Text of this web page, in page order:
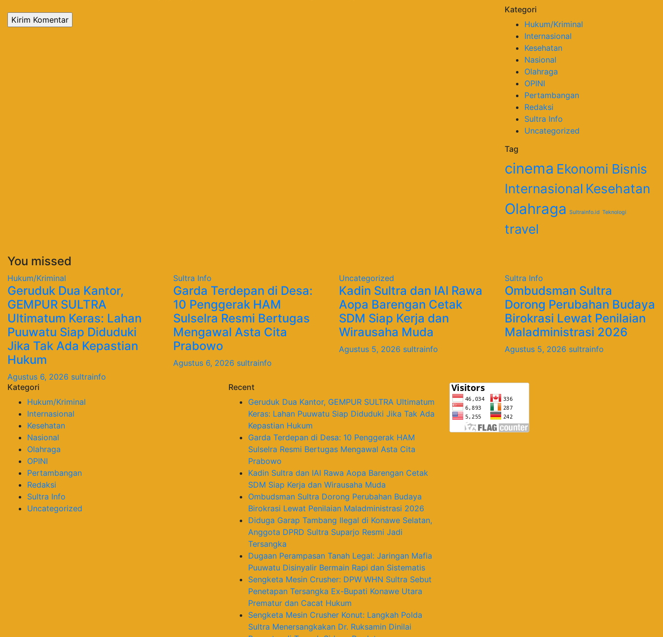
Kategori
Hukum/Kriminal
Internasional
Kesehatan
Nasional
Olahraga
OPINI
Pertambangan
Redaksi
Sultra Info
Uncategorized
Tag
cinema Ekonomi Bisnis
Internasional Kesehatan
Olahraga Sultrainfo.id Teknologi
travel
You missed
Hukum/Kriminal
Geruduk Dua Kantor,
GEMPUR SULTRA
Ultimatum Keras: Lahan
Puuwatu Siap Diduduki
Jika Tak Ada Kepastian
Hukum
Agustus 6, 2026 sultrainfo
Sultra Info
Garda Terdepan di Desa:
10 Penggerak HAM
Sulselra Resmi Bertugas
Mengawal Asta Cita
Prabowo
Agustus 6, 2026 sultrainfo
Uncategorized
Kadin Sultra dan IAI Rawa
Aopa Barengan Cetak
SDM Siap Kerja dan
Wirausaha Muda
Agustus 5, 2026 sultrainfo
Sultra Info
Ombudsman Sultra
Dorong Perubahan Budaya
Birokrasi Lewat Penilaian
Maladministrasi 2026
Agustus 5, 2026 sultrainfo
Kategori
Hukum/Kriminal
Internasional
Kesehatan
Nasional
Olahraga
OPINI
Pertambangan
Redaksi
Sultra Info
Uncategorized
Recent
Geruduk Dua Kantor, GEMPUR SULTRA Ultimatum
Keras: Lahan Puuwatu Siap Diduduki Jika Tak Ada
Kepastian Hukum
Garda Terdepan di Desa: 10 Penggerak HAM
Sulselra Resmi Bertugas Mengawal Asta Cita
Prabowo
Kadin Sultra dan IAI Rawa Aopa Barengan Cetak
SDM Siap Kerja dan Wirausaha Muda
Ombudsman Sultra Dorong Perubahan Budaya
Birokrasi Lewat Penilaian Maladministrasi 2026
Diduga Garap Tambang Ilegal di Konawe Selatan,
Anggota DPRD Sultra Suparjo Resmi Jadi
Tersangka
Dugaan Perampasan Tanah Legal: Jaringan Mafia
Puuwatu Disinyalir Bermain Rapi dan Sistematis
Sengketa Mesin Crusher: DPW WHN Sultra Sebut
Penetapan Tersangka Ex-Bupati Konawe Utara
Prematur dan Cacat Hukum
Sengketa Mesin Crusher Konut: Langkah Polda
Sultra Menersangkakan Dr. Ruksamin Dinilai